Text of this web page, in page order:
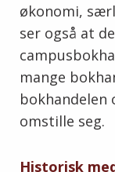
økonomi,
ser også at
mange
bokhandelen
omstille seg.
Historisk